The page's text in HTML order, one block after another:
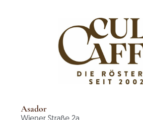
Asador